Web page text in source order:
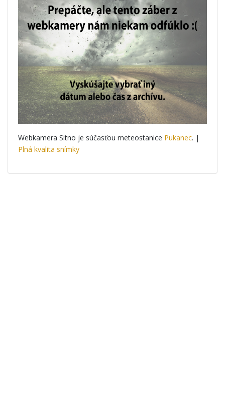
Webkamera Sitno je súčasťou meteostanice Pukanec. |
Plná kvalita snímky